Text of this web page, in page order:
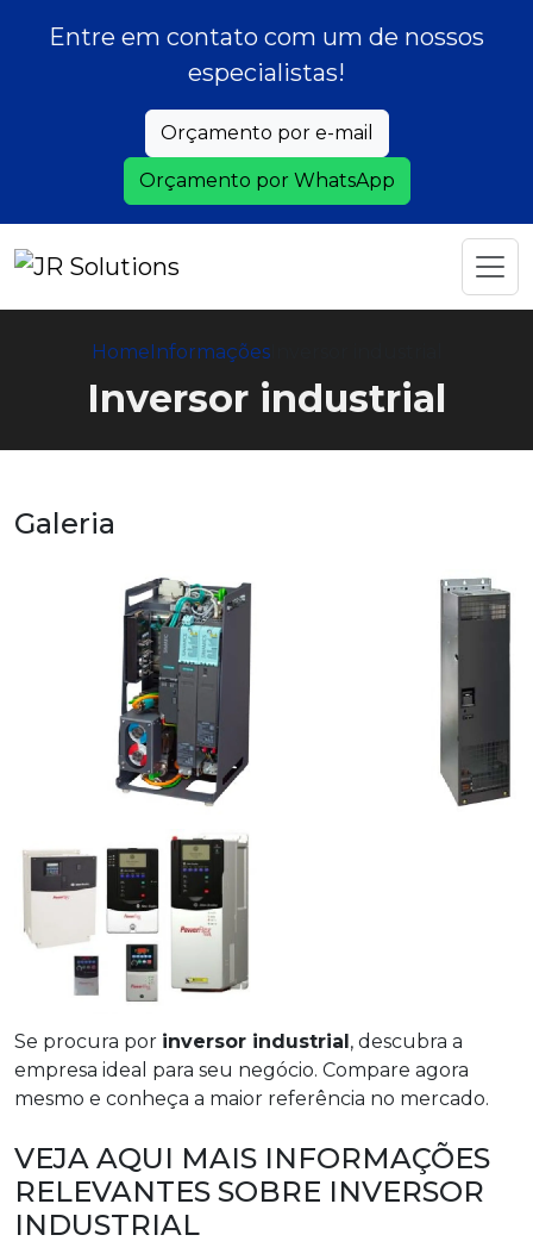
Entre em contato com um de nossos
especialistas!
Orçamento por e-mail
Orçamento por WhatsApp
HomeInformaçõesInversor industrial
Inversor industrial
Galeria
Se procura por inversor industrial , descubra a
empresa ideal para seu negócio. Compare agora
mesmo e conheça a maior referência no mercado.
VEJA AQUI MAIS INFORMAÇÕES
RELEVANTES SOBRE INVERSOR
INDUSTRIAL